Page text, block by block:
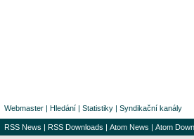
Webmaster | Hledání | Statistiky | Syndikační kanály
RSS News | RSS Downloads | Atom News | Atom